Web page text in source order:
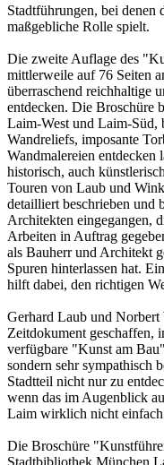
Stadtführungen, bei denen
maßgebliche Rolle spielt.
Die zweite Auflage des
mittlerweile auf 76 Seiten
überraschend reichhaltige
entdecken. Die Broschüre
Laim-West und Laim-Süd,
Wandreliefs, imposante
Wandmalereien entdecken
historisch, auch
Touren von Laub und
detailliert beschrieben und
Architekten eingegangen,
Arbeiten in Auftrag
als Bauherr und Architekt
Spuren hinterlassen hat.
hilft dabei, den richtigen
Gerhard Laub und Norbert
Zeitdokument geschaffen,
verfügbare "Kunst am
sondern sehr sympathisch
Stadtteil nicht nur zu
wenn das im Augenblick
Laim wirklich nicht einfach
Die Broschüre